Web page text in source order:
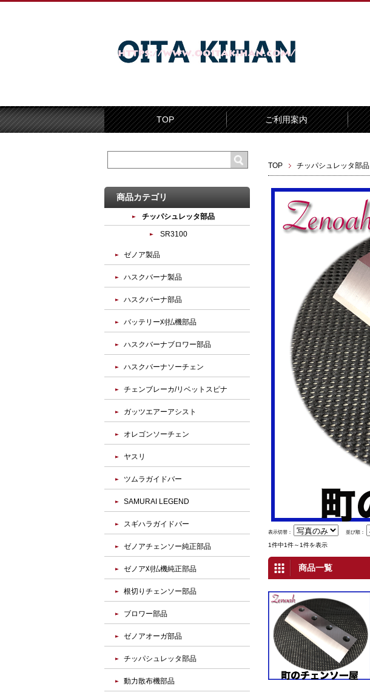
TOP ご利用案内
TOP チッパシュレッタ部品
表示切替： 並び順：
1件中1件～1件を表示
商品一覧
商品カテゴリ
チッパシュレッタ部品
SR3100
ゼノア製品
ハスクバーナ製品
ハスクバーナ部品
バッテリー刈払機部品
ハスクバーナブロワー部品
ハスクバーナソーチェン
チェンブレーカ/リベットスピナ
ガッツエアーアシスト
オレゴンソーチェン
ヤスリ
ツムラガイドバー
SAMURAI LEGEND
スギハラガイドバー
ゼノアチェンソー純正部品
ゼノア刈払機純正部品
根切りチェンソー部品
ブロワー部品
ゼノアオーガ部品
チッパシュレッタ部品
動力散布機部品